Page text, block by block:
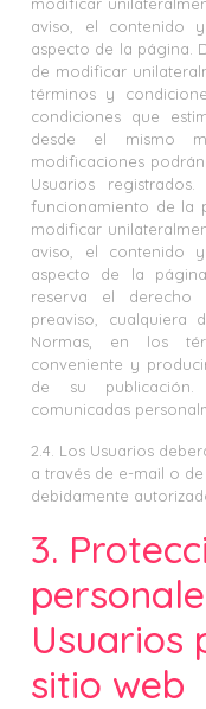
aviso, el contenido
aspecto de la página.
de modificar
términos y
condiciones que
desde el mismo
modificaciones
Usuarios
funcionamiento de la
modificar
aviso, el contenido
aspecto de la
reserva el derecho
preaviso, cualquiera
Normas, en los
conveniente y
de su publicación.
comunicadas
2.4. Los Usuarios
a través de e-mail o
debidamente
3.
Usuarios
sitio web